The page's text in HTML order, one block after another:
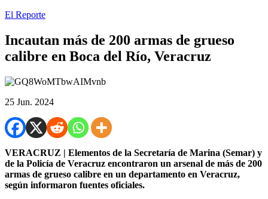
El Reporte
Incautan más de 200 armas de grueso
calibre en Boca del Río, Veracruz
25 Jun. 2024
VERACRUZ | Elementos de la Secretaría de Marina (Semar) y
de la Policía de Veracruz encontraron un arsenal de más de 200
armas de grueso calibre en un departamento en Veracruz,
según informaron fuentes oficiales.